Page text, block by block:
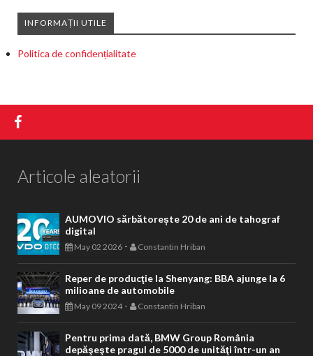
INFORMAȚII UTILE
Politica de confidențialitate
Articole aleatorii
AUMOVIO sărbătorește 20 de ani de tahograf
digital
May 02 2026 - Constantin Hriban
Reper de producţie la Shenyang: BBA ajunge la 6
milioane de automobile
May 09 2024- Constantin Hriban
Pentru prima dată, BMW Group România
depăşeşte pragul de 5000 de unităţi într-un an